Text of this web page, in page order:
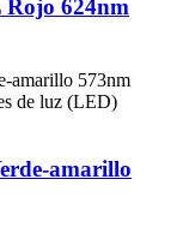
Rojo 624nm
amarillo